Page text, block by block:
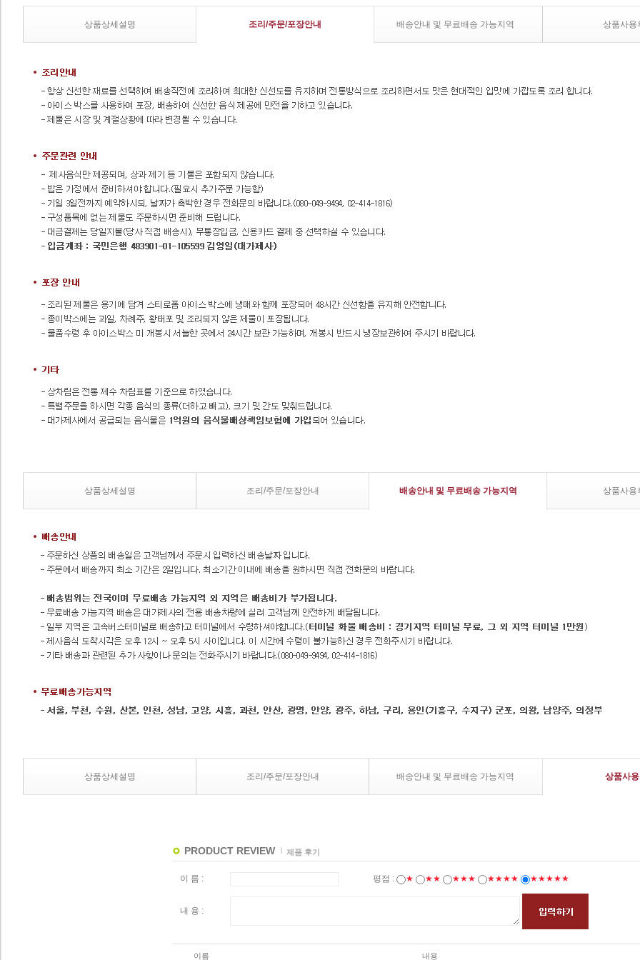
상품상세설명 조리/주문/포장안내 배송안내 및 무료배송 가능지역 상품사용
상품상세설명 조리/주문/포장안내 배송안내 및 무료배송 가능지역 상품사용
상품상세설명 조리/주문/포장안내 배송안내 및 무료배송 가능지역 상품사
PRODUCT REVIEW 제품 후기
이 름 : 평점 : ★ ★★ ★★★ ★★★★ ★★★★★
내 용 :
이름 내용